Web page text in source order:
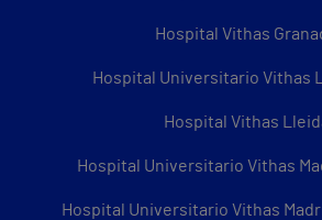
Hospital Vithas
Hospital Universitario Vithas
Hospital Vithas
Hospital Universitario Vithas
Hospital Universitario Vithas